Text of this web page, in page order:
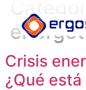
Crisis
¿Qué